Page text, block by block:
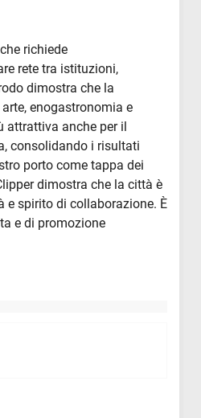
richiede
rete tra istituzioni,
dimostra che la
enogastronomia e
attrattiva anche per il
consolidando i risultati
porto come tappa dei
dimostra che la città è
spirito di collaborazione. È
e di promozione